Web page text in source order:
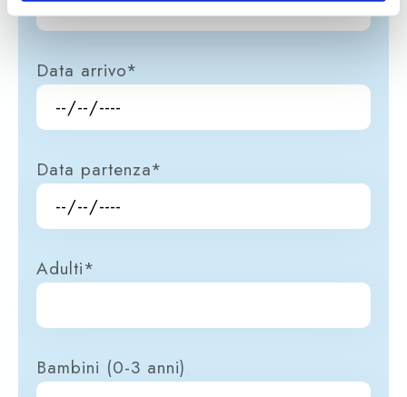
Data arrivo*
Data partenza*
Adulti*
Bambini (0-3 anni)